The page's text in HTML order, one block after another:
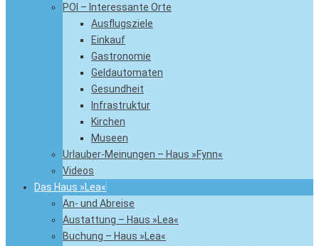
POI – Interessante Orte
Ausflugsziele
Einkauf
Gastronomie
Geldautomaten
Gesundheit
Infrastruktur
Kirchen
Museen
Urlauber-Meinungen – Haus »Fynn«
Videos
Das Haus »Lea«
An- und Abreise
Austattung – Haus »Lea«
Buchung – Haus »Lea«